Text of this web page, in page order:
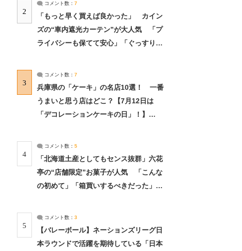
2
コメント数： 7
「もっと早く買えば良かった」 カイン
ズの“車内遮光カーテン”が大人気 「プ
ライバシーも保てて安心」「ぐっすり眠
3
コメント数： 7
兵庫県の「ケーキ」の名店10選！ 一番
うまいと思う店はどこ？【7月12日は
「デコレーションケーキの日」！】
4
コメント数： 5
「北海道土産としてもセンス抜群」六花
亭の“店舗限定”お菓子が人気 「こんな
の初めて」「箱買いするべきだった」
5
コメント数： 3
【バレーボール】ネーションズリーグ日
本ラウンドで活躍を期待している「日本